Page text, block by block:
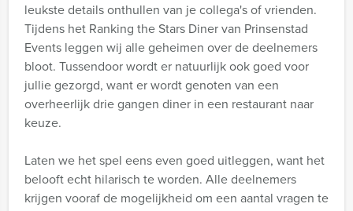
leukste details onthullen van je collega's of vrienden.
Tijdens het Ranking the Stars Diner van Prinsenstad
Events leggen wij alle geheimen over de deelnemers
bloot. Tussendoor wordt er natuurlijk ook goed voor
jullie gezorgd, want er wordt genoten van een
overheerlijk drie gangen diner in een restaurant naar
keuze.
Laten we het spel eens even goed uitleggen, want het
belooft echt hilarisch te worden. Alle deelnemers
krijgen vooraf de mogelijkheid om een aantal vragen te